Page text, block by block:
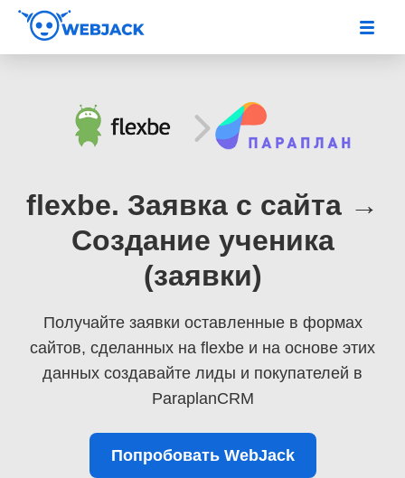
flexbe. Заявка с сайта →
Создание ученика
(заявки)
Получайте заявки оставленные в формах
сайтов, сделанных на flexbe и на основе этих
данных создавайте лиды и покупателей в
ParaplanCRM
Попробовать WebJack